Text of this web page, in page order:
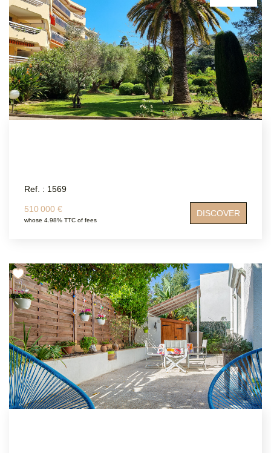
Ref. : 1569
510 000 €
whose 4.98% TTC of fees
DISCOVER